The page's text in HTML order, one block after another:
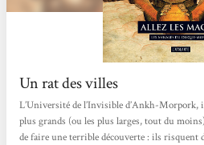
Un rat des villes
L’Université de l’Invisible d’Ankh-
plus grands (ou les plus larges, tout du
de faire une terrible découverte : ils risquent